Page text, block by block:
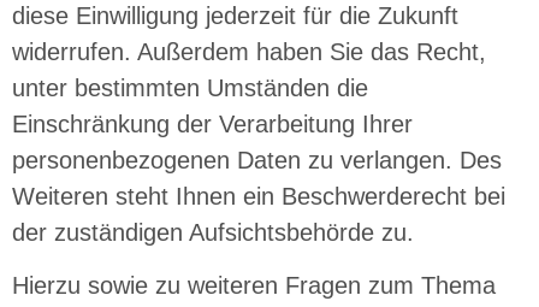
diese Einwilligung jederzeit für die Zukunft
widerrufen. Außerdem haben Sie das Recht,
unter bestimmten Umständen die
Einschränkung der Verarbeitung Ihrer
personenbezogenen Daten zu verlangen. Des
Weiteren steht Ihnen ein Beschwerderecht bei
der zuständigen Aufsichtsbehörde zu.
Hierzu sowie zu weiteren Fragen zum Thema